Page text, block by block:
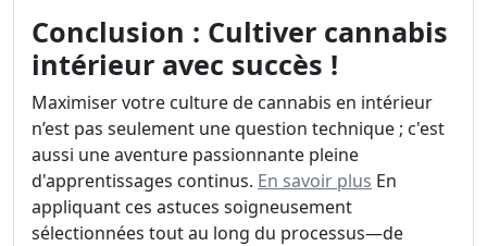
Conclusion : Cultiver cannabis
intérieur avec succès !
Maximiser votre culture de cannabis en intérieur
n’est pas seulement une question technique ; c'est
aussi une aventure passionnante pleine
d'apprentissages continus. En savoir plus En
appliquant ces astuces soigneusement
sélectionnées tout au long du processus—de